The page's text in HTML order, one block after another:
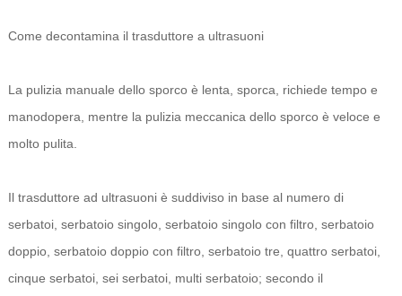
Come decontamina il trasduttore a ultrasuoni
La pulizia manuale dello sporco è lenta, sporca, richiede tempo e
manodopera, mentre la pulizia meccanica dello sporco è veloce e
molto pulita.
Il trasduttore ad ultrasuoni è suddiviso in base al numero di
serbatoi, serbatoio singolo, serbatoio singolo con filtro, serbatoio
doppio, serbatoio doppio con filtro, serbatoio tre, quattro serbatoi,
cinque serbatoi, sei serbatoi, multi serbatoio; secondo il